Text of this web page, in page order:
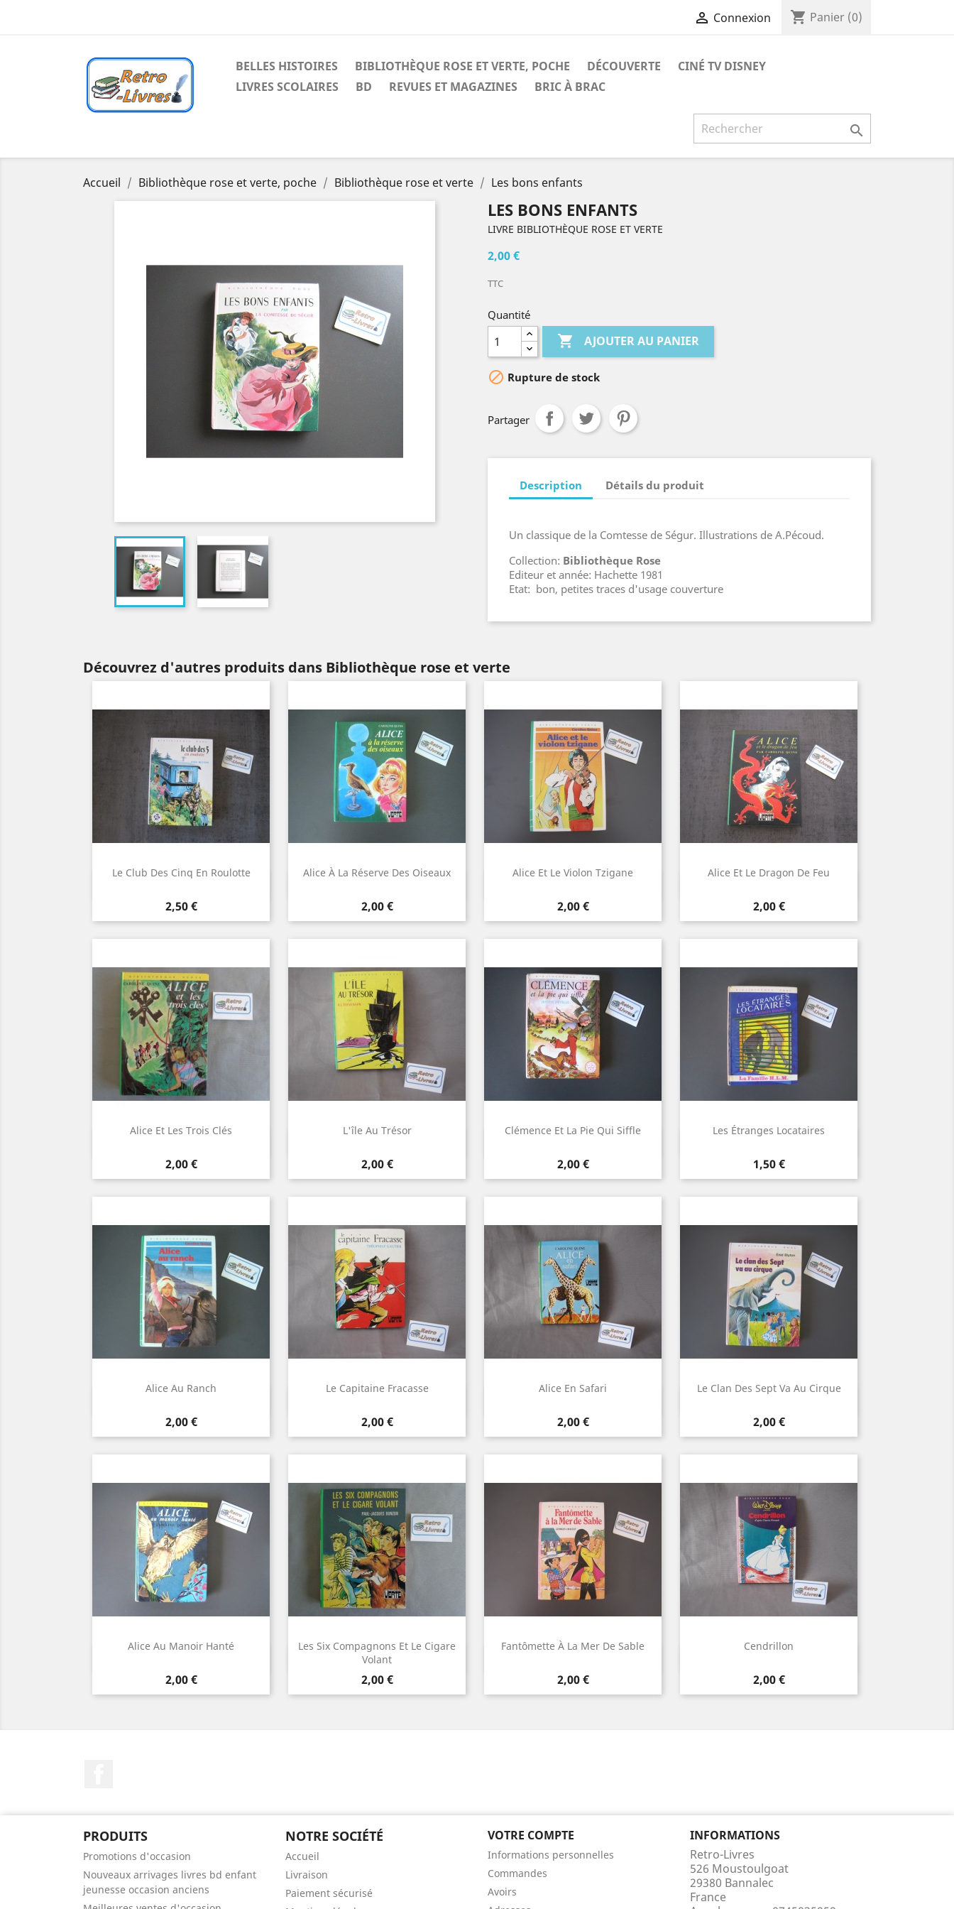
 Connexion shopping_cart Panier (0)
BELLES HISTOIRES BIBLIOTHÈQUE ROSE ET VERTE, POCHE DÉCOUVERTE
CINÉ TV DISNEY
LIVRES SCOLAIRES
BD REVUES ET MAGAZINES BRIC À BRAC

Accueil Bibliothèque rose et verte, poche Bibliothèque rose et verte Les bons enfants
LES BONS ENFANTS
LIVRE BIBLIOTHÈQUE ROSE ET VERTE
2,00 €
TTC
Quantité
 AJOUTER AU PANIER
 Rupture de stock
Partager
Description Détails du produit
Un classique de la Comtesse de Ségur. Illustrations de A.Pécoud.
Collection: Bibliothèque Rose
Editeur et année: Hachette 1981
Etat: bon, petites traces d'usage couverture
Découvrez d'autres produits dans Bibliothèque rose et verte
Le Club Des Cinq En Roulotte
Prix
2,50 €
Alice À La Réserve Des Oiseaux
Prix
2,00 €
Alice Et Le Violon Tzigane
Prix
2,00 €
Alice Et Le Dragon De Feu
Prix
2,00 €
Alice Et Les Trois Clés
Prix
2,00 €
L'île Au Trésor
Prix
2,00 €
Clémence Et La Pie Qui Siffle
Prix
2,00 €
Les Étranges Locataires
Prix
1,50 €
Alice Au Ranch
Prix
2,00 €
Le Capitaine Fracasse
Prix
2,00 €
Alice En Safari
Prix
2,00 €
Le Clan Des Sept Va Au Cirque
Prix
2,00 €
Alice Au Manoir Hanté
Prix
2,00 €
Les Six Compagnons Et Le Cigare
Volant
Prix
2,00 €
Aperçu rapide
Fantômette À La Mer De Sable
Prix
2,00 €
Cendrillon
Prix
2,00 €
PRODUITS
Promotions d'occasion
Nouveaux arrivages livres bd enfant
jeunesse occasion anciens
NOTRE SOCIÉTÉ
Accueil
Livraison
Paiement sécurisé
VOTRE COMPTE
Informations personnelles
Commandes
Avoirs
INFORMATIONS
Retro-Livres
526 Moustoulgoat
29380 Bannalec
France